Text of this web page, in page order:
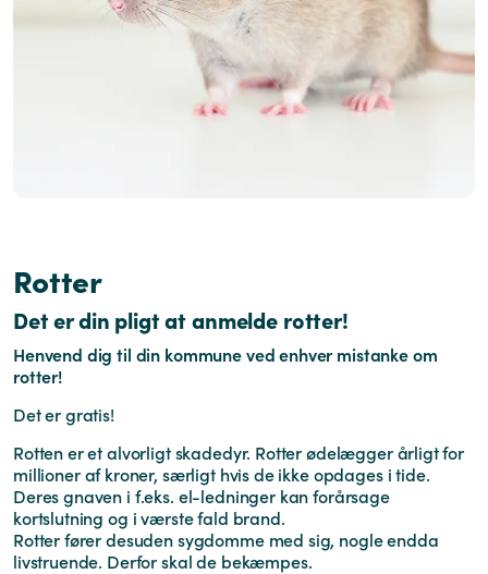
Rotter
Det er din pligt at anmelde rotter!
Henvend dig til din kommune ved enhver mistanke om
rotter!
Det er gratis!
Rotten er et alvorligt skadedyr. Rotter ødelægger årligt for
millioner af kroner, særligt hvis de ikke opdages i tide.
Deres gnaven i f.eks. el-ledninger kan forårsage
kortslutning og i værste fald brand.
Rotter fører desuden sygdomme med sig, nogle endda
livstruende. Derfor skal de bekæmpes.